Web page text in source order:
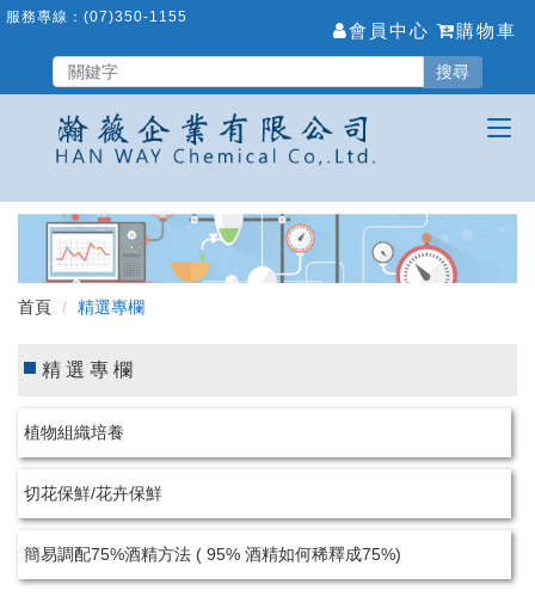
跳
要
服務專線： (07)350-1155
會員中心 購物車
搜尋
首頁 精選專欄
精選專欄
植物組織培養
切花保鮮/花卉保鮮
簡易調配75%酒精方法 ( 95% 酒精如何稀釋成75%)